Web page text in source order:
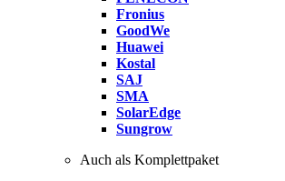
Fronius
GoodWe
Huawei
Kostal
SAJ
SMA
SolarEdge
Sungrow
Auch als Komplettpaket